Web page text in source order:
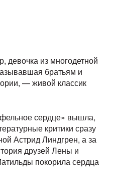
девочка из многодетной
братьям и
— живой классик
сердце» вышла,
критики сразу
Астрид Линдгрен, а за
друзей Лены и
покорила сердца